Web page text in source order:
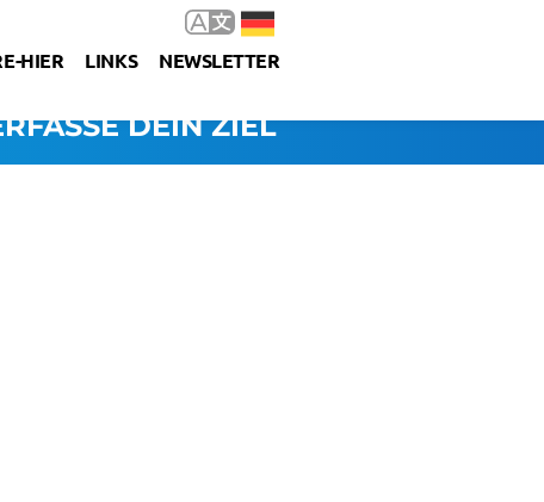
HIER LINKS NEWSLETTER
DEIN ZIEL